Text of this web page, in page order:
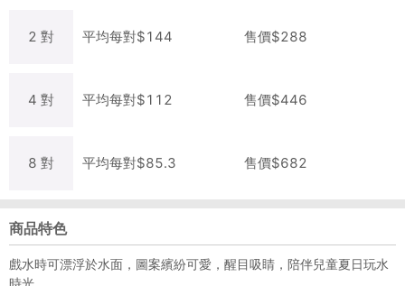
2 對 平均每對$144 售價$288
4 對 平均每對$112 售價$446
8 對 平均每對$85.3 售價$682
商品特色
戲水時可漂浮於水面，圖案繽紛可愛，醒目吸睛，陪伴兒童夏日玩水
時光。